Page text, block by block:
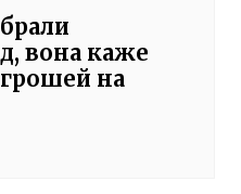
вона каже
грошей на